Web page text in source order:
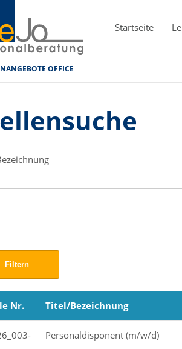
Startseite
OFFICE
Nr. Titel/Bezeichnung
Personaldisponent (m/w/d)